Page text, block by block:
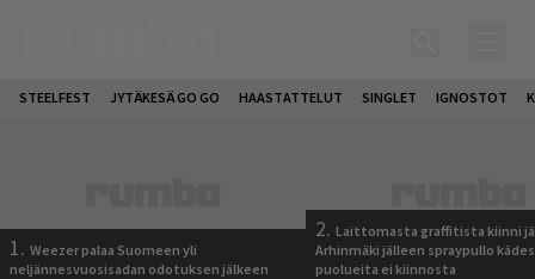
STEELFEST JYTÄKESÄ GO GO HAASTATTELUT SINGLET IGNOSTOT
1. Weezer palaa Suomeen yli
neljännesvuosisadan odotuksen jälkeen
2. Laittomasta graffitista kiinni
Arhinmäki jälleen spraypullo
puolueita ei kiinnosta